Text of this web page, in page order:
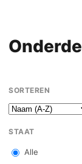
SORTEREN
STAAT
Alle